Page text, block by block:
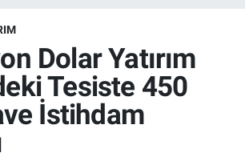
Dolar Yatırım
Tesiste 450
İstihdam